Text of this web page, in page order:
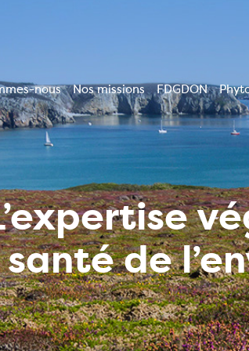
nous Nos missions FDGDON
de